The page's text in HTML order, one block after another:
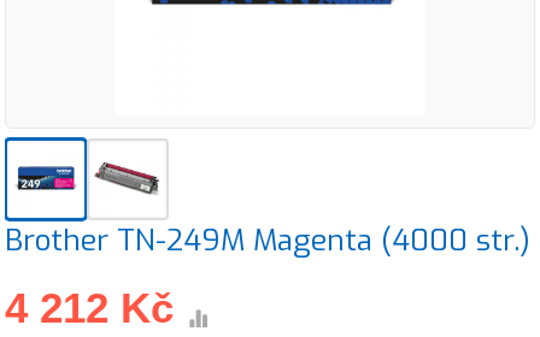
Brother TN-249M Magenta (4000 str.)
4 212 Kč